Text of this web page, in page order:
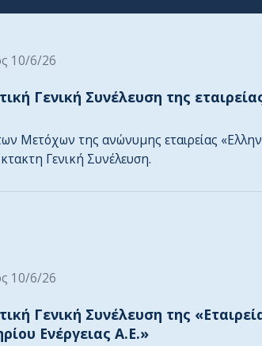
10/6/26
Γενική Συνέλευση της
Μετόχων της ανώνυμης εταιρείας
Γενική Συνέλευση.
10/6/26
Γενική Συνέλευση της
Ενέργειας Α.Ε.»